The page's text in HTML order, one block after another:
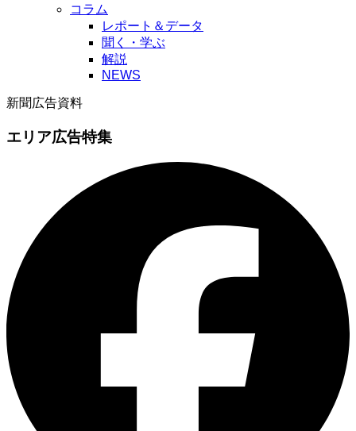
コラム
レポート＆データ
聞く・学ぶ
解説
NEWS
新聞広告資料
エリア広告特集